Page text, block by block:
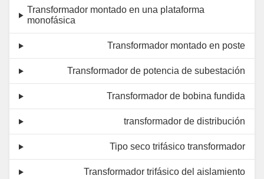
Transformador montado en una plataforma
monofásica
Transformador montado en poste
Transformador de potencia de subestación
Transformador de bobina fundida
transformador de distribución
Tipo seco trifásico transformador
Transformador trifásico del aislamiento